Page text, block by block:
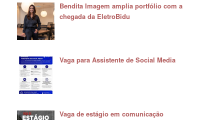
Bendita Imagem amplia portfólio com a
chegada da EletroBidu
Vaga para Assistente de Social Media
Vaga de estágio em comunicação